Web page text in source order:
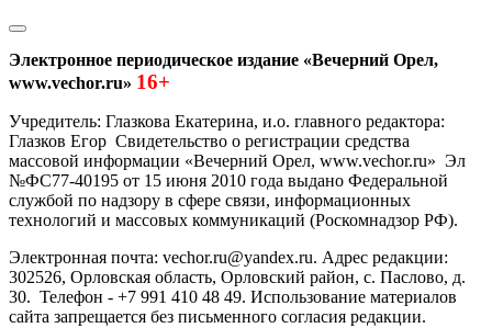
Электронное периодическое издание «Вечерний Орел,
www.vechor.ru» 16+
Учредитель: Глазкова Екатерина, и.о. главного редактора:
Глазков Егор Свидетельство о регистрации средства
массовой информации «Вечерний Орел, www.vechor.ru» Эл
№ФС77-40195 от 15 июня 2010 года выдано Федеральной
службой по надзору в сфере связи, информационных
технологий и массовых коммуникаций (Роскомнадзор РФ).
Электронная почта: vechor.ru@yandex.ru. Адрес редакции:
302526, Орловская область, Орловский район, с. Паслово, д.
30. Телефон - +7 991 410 48 49. Использование материалов
сайта запрещается без письменного согласия редакции.